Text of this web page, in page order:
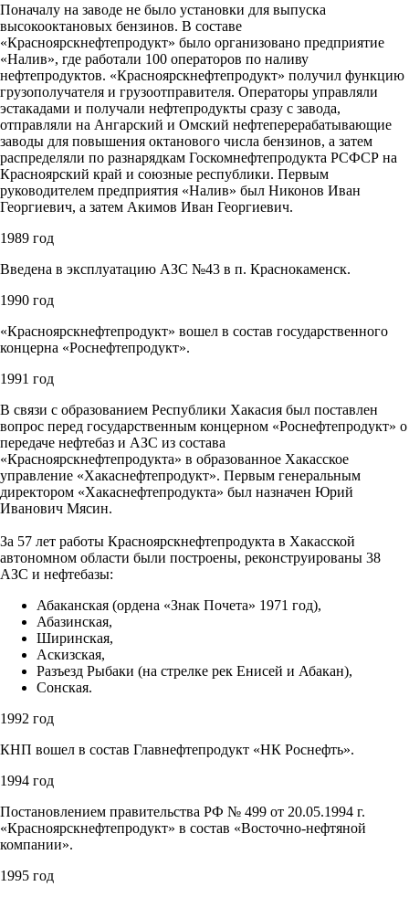
Поначалу на заводе не было установки для выпуска
высокооктановых бензинов. В составе
«Красноярскнефтепродукт» было организовано предприятие
«Налив», где работали 100 операторов по наливу
нефтепродуктов. «Красноярскнефтепродукт» получил функцию
грузополучателя и грузоотправителя. Операторы управляли
эстакадами и получали нефтепродукты сразу с завода,
отправляли на Ангарский и Омский нефтеперерабатывающие
заводы для повышения октанового числа бензинов, а затем
распределяли по разнарядкам Госкомнефтепродукта РСФСР на
Красноярский край и союзные республики. Первым
руководителем предприятия «Налив» был Никонов Иван
Георгиевич, а затем Акимов Иван Георгиевич.
1989 год
Введена в эксплуатацию АЗС №43 в п. Краснокаменск.
1990 год
«Красноярскнефтепродукт» вошел в состав государственного
концерна «Роснефтепродукт».
1991 год
В связи с образованием Республики Хакасия был поставлен
вопрос перед государственным концерном «Роснефтепродукт» о
передаче нефтебаз и АЗС из состава
«Красноярскнефтепродукта» в образованное Хакасское
управление «Хакаснефтепродукт». Первым генеральным
директором «Хакаснефтепродукта» был назначен Юрий
Иванович Мясин.
За 57 лет работы Красноярскнефтепродукта в Хакасской
автономном области были построены, реконструированы 38
АЗС и нефтебазы:
Абаканская (ордена «Знак Почета» 1971 год),
Абазинская,
Ширинская,
Аскизская,
Разъезд Рыбаки (на стрелке рек Енисей и Абакан),
Сонская.
1992 год
КНП вошел в состав Главнефтепродукт «НК Роснефть».
1994 год
Постановлением правительства РФ № 499 от 20.05.1994 г.
«Красноярскнефтепродукт» в состав «Восточно-нефтяной
компании».
1995 год